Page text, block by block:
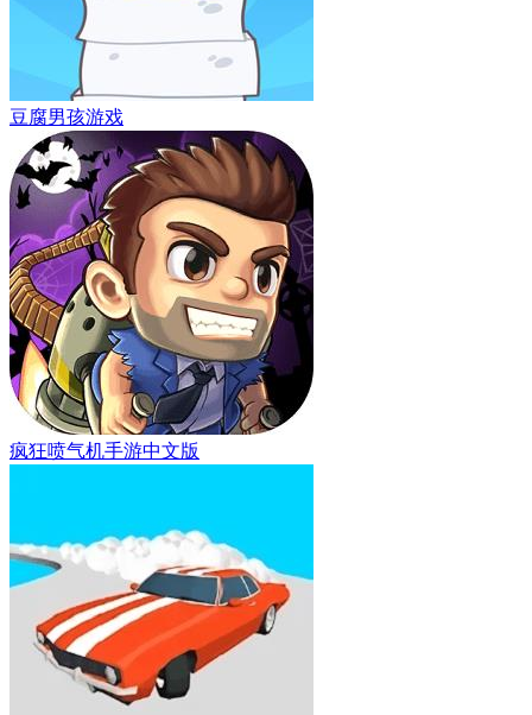
豆腐男孩游戏
疯狂喷气机手游中文版